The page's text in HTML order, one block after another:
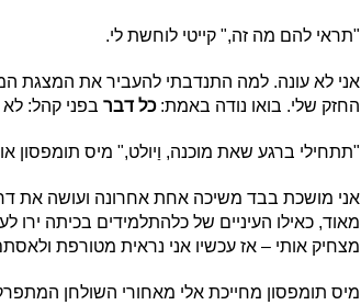
"תראי להם מה זה," קייטי לוחשת לי.
אני לא עונה. למה התנדבתי להעביר את המצגת
החזק שלי. בואו נודה באמת:כל דבר בפני קהל:
"תתחילי ברגע שאת מוכנה, וַיולט," מיס תומפסון
אני מושכת בבד משיכה אחת אחרונה ועושה את
מאוד, כאילו העיניים של כלהתלמידים בכיתה ירו
מצחיק אותי – אז עכשיו אני נראית מטורפת
מיס תומפסון מחייכת אלי מאחורי השולחן